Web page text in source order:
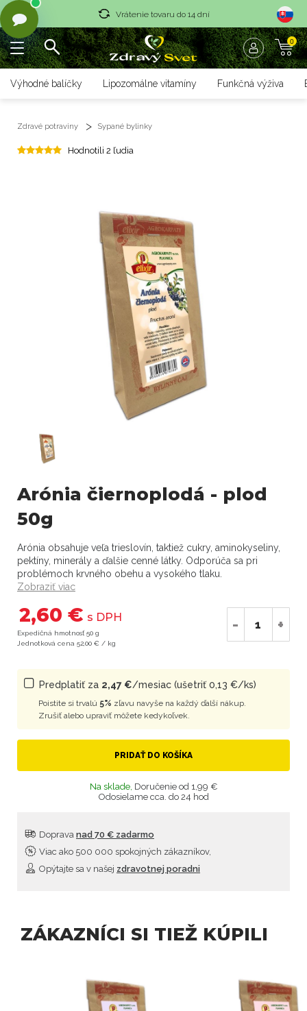
Vrátenie tovaru do 14 dní
Rýchle dodanie <36 hod
Rýchle dodanie <36 hod
0
Výhodné balíčky Lipozomálne vitamíny Funkčná výživa
Zdravé potraviny Sypané bylinky
Hodnotili 2 ľudia
Arónia čiernoplodá - plod
50g
Arónia obsahuje veľa trieslovín, taktiež cukry, aminokyseliny,
pektíny, minerály a ďalšie cenné látky. Odporúča sa pri
problémoch krvného obehu a vysokého tlaku.
Zobraziť viac
2,60 € s DPH
Expedičná hmotnosť 50 g
Jednotková cena 52,00 € / kg
- +
Predplatiť za 2,47 €/mesiac (ušetriť 0,13 €/ks)
Poistite si trvalú 5% zľavu navyše na každý ďalší nákup.
Zrušiť alebo upraviť môžete kedykoľvek.
PRIDAŤ DO KOŠÍKA
Na sklade, Doručenie od 1,99 €
Odosielame cca. do 24 hod
Doprava nad 70 € zadarmo
Viac ako 500 000 spokojných zákazníkov,
Opýtajte sa v našej zdravotnej poradni
ZÁKAZNÍCI SI TIEŽ KÚPILI